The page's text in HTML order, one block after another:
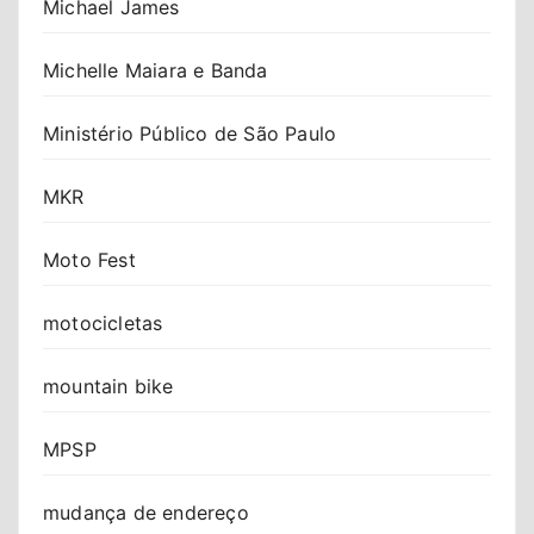
Michael James
Michelle Maiara e Banda
Ministério Público de São Paulo
MKR
Moto Fest
motocicletas
mountain bike
MPSP
mudança de endereço